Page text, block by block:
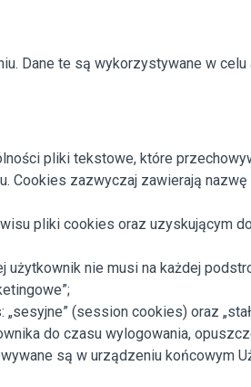
Dane te są wykorzystywane w
pliki tekstowe, które
zazwyczaj zawierają
pliki cookies oraz uzyskującym
nie musi na każdej
(session cookies) oraz
do czasu wylogowania,
są w urządzeniu końcowym